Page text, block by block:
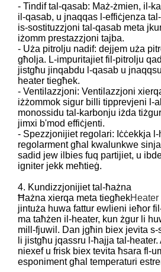
- Tindif tal-qasab: Maż-żmien, il-
il-qasab, u jnaqqas l-effiċjenza
is-sostituzzjoni tal-qasab meta
iżomm prestazzjoni tajba.
- Uża pitrolju nadif: dejjem uża
għolja. L-impuritajiet fil-pitrolju
jistgħu jinqabdu l-qasab u
heater tiegħek.
- Ventilazzjoni: Ventilazzjoni
iżżommok sigur billi tipprevjeni l-
monossidu tal-karbonju iżda
jimxi b'mod effiċjenti.
- Spezzjonijiet regolari: Iċċekkja
regolarment għal kwalunkwe
sadid jew ilbies fuq partijiet, u
igniter jekk meħtieġ.
4. Kundizzjonijiet tal-ħażna
Ħażna xierqa meta tiegħek
jintuża huwa fattur ewlieni ieħor
ma taħżen il-heater, kun żgur li
mill-fjuwil. Dan jgħin biex jevita s-
li jistgħu jqassru l-ħajja tal-
niexef u frisk biex tevita ħsara fl-
esponiment għal temperaturi